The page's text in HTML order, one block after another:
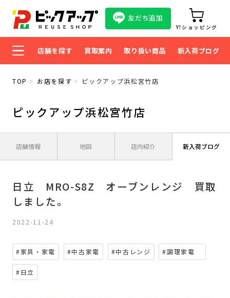
友だち追加
Y!ショッピング
店舗を探す 買取案内 取り扱い商品 新入荷ブログ
TOP お店を探す ピックアップ浜松宮竹店
ピックアップ浜松宮竹店
店舗情報 地図 店内紹介 新入荷ブログ
日立 MRO-S8Z オーブンレンジ 買取
しました。
2022-11-24
#家具・家電 #中古家電 #中古レンジ #調理家電
#日立